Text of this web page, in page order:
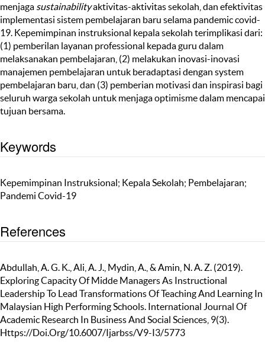
menjaga sustainabilityaktivitas-aktivitas sekolah, dan efektivitas
implementasi sistem pembelajaran baru selama pandemic covid-
19. Kepemimpinan instruksional kepala sekolah terimplikasi dari:
(1) pemberilan layanan professional kepada guru dalam
melaksanakan pembelajaran, (2) melakukan inovasi-inovasi
manajemen pembelajaran untuk beradaptasi dengan system
pembelajaran baru, dan (3) pemberian motivasi dan inspirasi bagi
seluruh warga sekolah untuk menjaga optimisme dalam mencapai
tujuan bersama.
Keywords
Kepemimpinan Instruksional; Kepala Sekolah; Pembelajaran;
Pandemi Covid-19
References
Abdullah, A. G. K., Ali, A. J., Mydin, A., & Amin, N. A. Z. (2019).
Exploring Capacity Of Midde Managers As Instructional
Leadership To Lead Transformations Of Teaching And Learning In
Malaysian High Performing Schools. International Journal Of
Academic Research In Business And Social Sciences, 9(3).
Https://Doi.Org/10.6007/Ijarbss/V9-I3/5773